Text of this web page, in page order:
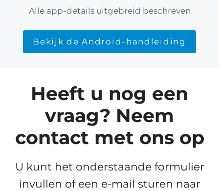
Alle app-details uitgebreid beschreven
Bekijk de Android-handleiding
Heeft u nog een
vraag? Neem
contact met ons op
U kunt het onderstaande formulier
invullen of een e-mail sturen naar